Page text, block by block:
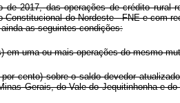
2017, das operações de crédito
do Nordeste - FNE e com
as seguintes condições:
em uma ou mais operações do mesmo
cento) sobre o saldo devedor
Gerais, do Vale do Jequitinhonha e